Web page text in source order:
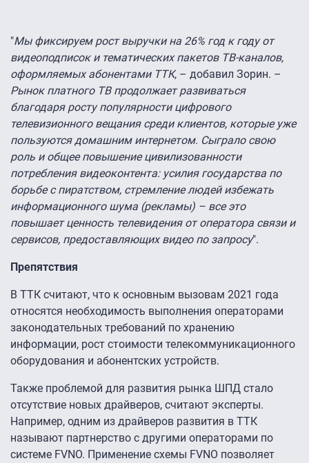
"Мы фиксируем рост выручки на 26% год к году от
видеоподписок и тематических пакетов ТВ-каналов,
оформляемых абонентами ТТК, – добавил Зорин. –
Рынок платного ТВ продолжает развиваться
благодаря росту популярности цифрового
телевизионного вещания среди клиентов, которые уже
пользуются домашним интернетом. Сыграло свою
роль и общее повышение цивилизованности
потребления видеоконтента: усилия государства по
борьбе с пиратством, стремление людей избежать
информационного шума (рекламы) – все это
повышает ценность телевидения от оператора связи и
сервисов, предоставляющих видео по запросу".
Препятствия
В ТТК считают, что к основным вызовам 2021 года
относятся необходимость выполнения операторами
законодательных требований по хранению
информации, рост стоимости телекоммуникационного
оборудования и абонентских устройств.
Также проблемой для развития рынка ШПД стало
отсутствие новых драйверов, считают эксперты.
Например, одним из драйверов развития в ТТК
называют партнерство с другими операторами по
системе FVNO. Применение схемы FVNO позволяет